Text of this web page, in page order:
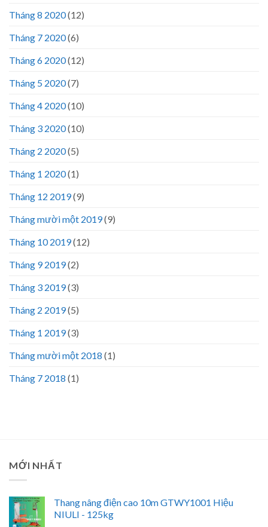
Tháng 8 2020(12)
Tháng 7 2020(6)
Tháng 6 2020(12)
Tháng 5 2020(7)
Tháng 4 2020(10)
Tháng 3 2020(10)
Tháng 2 2020(5)
Tháng 1 2020(1)
Tháng 12 2019(9)
Tháng mười một 2019(9)
Tháng 10 2019(12)
Tháng 9 2019(2)
Tháng 3 2019(3)
Tháng 2 2019(5)
Tháng 1 2019(3)
Tháng mười một 2018 (1)
Tháng 7 2018 (1)
MỚI NHẤT
Thang nâng điện cao 10m GTWY1001 Hiệu
NIULI - 125kg